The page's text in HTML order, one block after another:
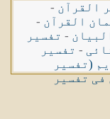
القرآن -
القرآن -
- تفسیر
- تفسیر
(تفسیر
فی تفسیر